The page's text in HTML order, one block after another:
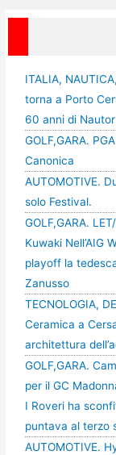
ITALIA,
torna a Porto
60 anni di
GOLF,GARA.
Canonica
AUTOMOTIVE.
solo Festival.
GOLF,GARA.
Kuwaki Nell’AIG
playoff la
Zanusso
TECNOLOGIA,
Ceramica a
architettura
GOLF,GARA.
per il GC
I Roveri ha
puntava al terzo
AUTOMOTIVE.